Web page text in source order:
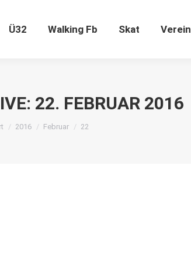
Ü32 Walking Fb Skat Verein
22. FEBRUAR 2016
befinden sich hier:
2016 Februar 22